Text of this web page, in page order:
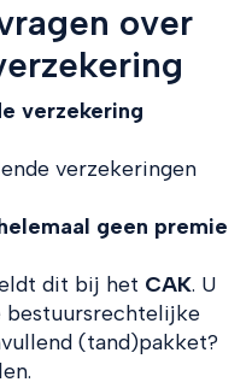
over
verzekering
verzekeringen
geen premie
dit bij het CAK. U
bestuursrechtelijke
(tand)pakket?